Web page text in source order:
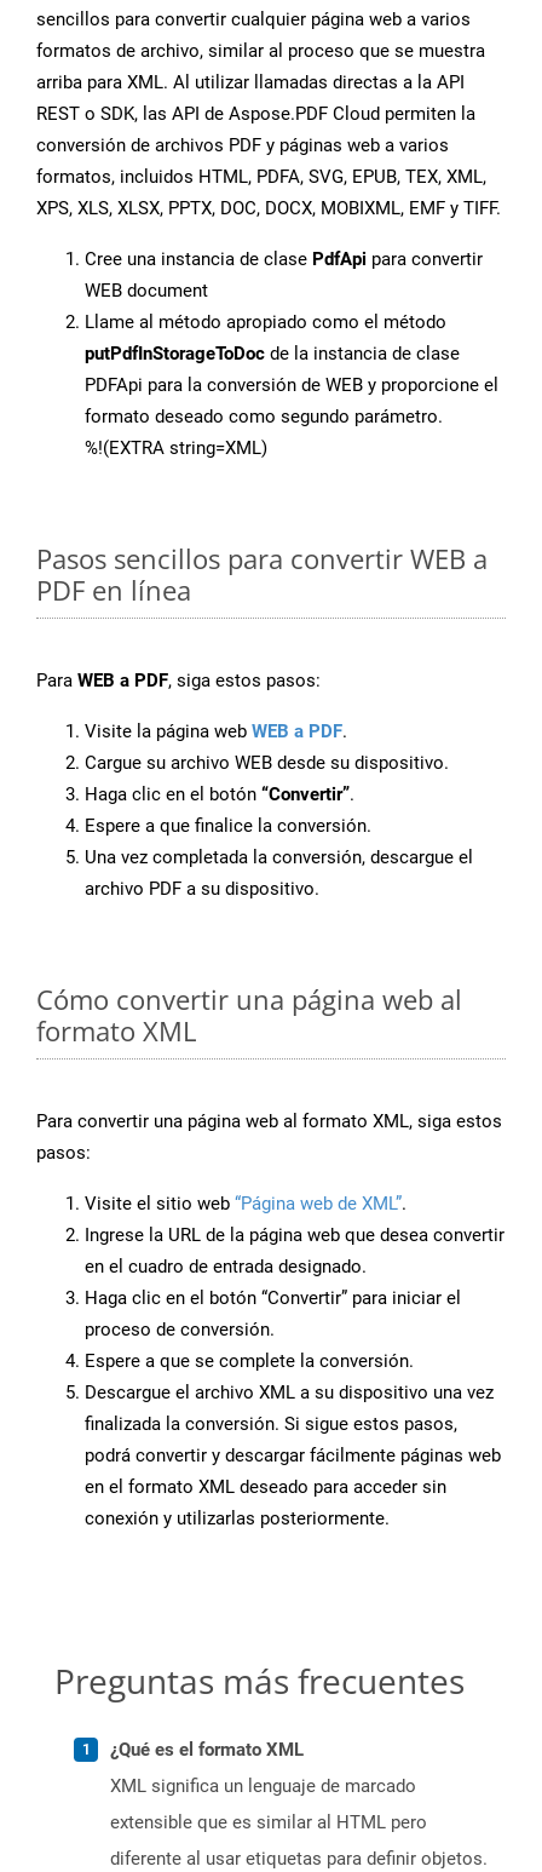
sencillos para convertir cualquier página web a varios
formatos de archivo, similar al proceso que se muestra
arriba para XML. Al utilizar llamadas directas a la API
REST o SDK, las API de Aspose.PDF Cloud permiten la
conversión de archivos PDF y páginas web a varios
formatos, incluidos HTML, PDFA, SVG, EPUB, TEX, XML,
XPS, XLS, XLSX, PPTX, DOC, DOCX, MOBIXML, EMF y TIFF.
Cree una instancia de clase PdfApi para convertir
WEB document
Llame al método apropiado como el método
putPdfInStorageToDoc de la instancia de clase
PDFApi para la conversión de WEB y proporcione el
formato deseado como segundo parámetro.
%!(EXTRA string=XML)
Pasos sencillos para convertir WEB a
PDF en línea
Para WEB a PDF, siga estos pasos:
Visite la página web WEB a PDF.
Cargue su archivo WEB desde su dispositivo.
Haga clic en el botón “Convertir”.
Espere a que finalice la conversión.
Una vez completada la conversión, descargue el
archivo PDF a su dispositivo.
Cómo convertir una página web al
formato XML
Para convertir una página web al formato XML, siga estos
pasos:
Visite el sitio web “Página web de XML”.
Ingrese la URL de la página web que desea convertir
en el cuadro de entrada designado.
Haga clic en el botón “Convertir” para iniciar el
proceso de conversión.
Espere a que se complete la conversión.
Descargue el archivo XML a su dispositivo una vez
finalizada la conversión. Si sigue estos pasos,
podrá convertir y descargar fácilmente páginas web
en el formato XML deseado para acceder sin
conexión y utilizarlas posteriormente.
Preguntas más frecuentes
¿Qué es el formato XML
XML significa un lenguaje de marcado
extensible que es similar al HTML pero
diferente al usar etiquetas para definir objetos.